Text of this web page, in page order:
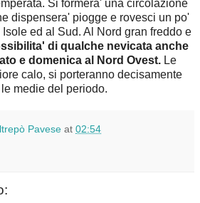
Si formera' una circolazione
dispensera' piogge e rovesci un po'
ed al Sud. Al Nord gran freddo e
di qualche nevicata anche
e domenica al Nord Ovest.Le
calo, si porteranno decisamente
medie del periodo.
Pavese at 02:54